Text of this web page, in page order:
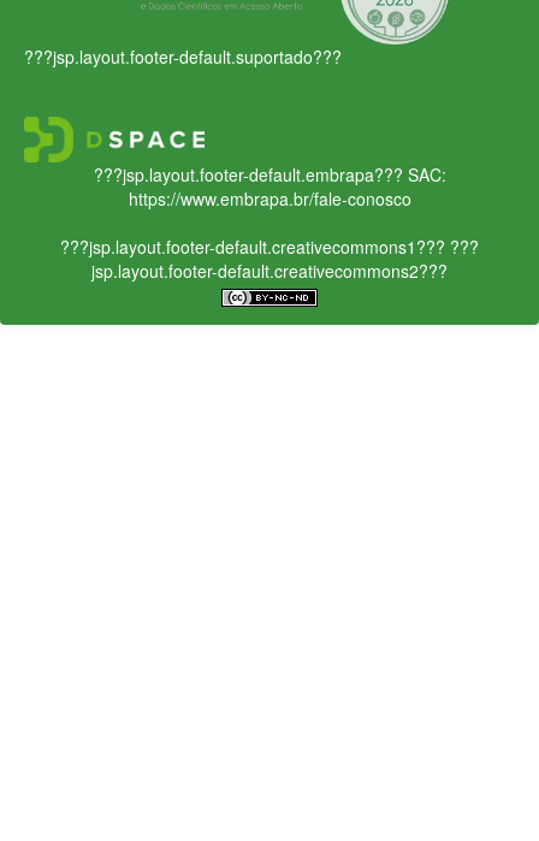
???jsp.layout.footer-default.suportado???
???jsp.layout.footer-default.embrapa??? SAC:
https://www.embrapa.br/fale-conosco
???jsp.layout.footer-default.creativecommons1??? ???
jsp.layout.footer-default.creativecommons2???